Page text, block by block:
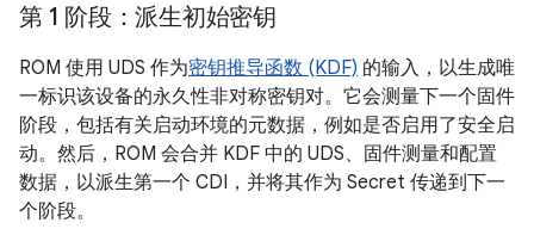
第 1 阶段：派生初始密钥
ROM 使用 UDS 作为密钥推导函数 (KDF) 的输入，以生成唯
一标识该设备的永久性非对称密钥对。它会测量下一个固件
阶段，包括有关启动环境的元数据，例如是否启用了安全启
动。然后，ROM 会合并 KDF 中的 UDS、固件测量和配置
数据，以派生第一个 CDI，并将其作为 Secret 传递到下一
个阶段。